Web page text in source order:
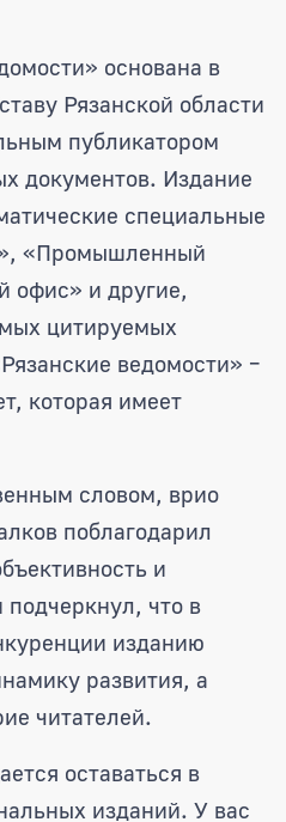
основана в
Рязанской области
публикатором
документов. Издание
специальные
«Промышленный
офис» и другие,
цитируемых
ведомости» –
которая имеет
словом, врио
поблагодарил
и
что в
изданию
развития, а
читателей.
оставаться в
изданий. У вас